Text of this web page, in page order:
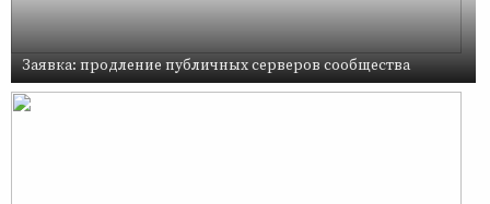
Заявка: продление публичных серверов сообщества